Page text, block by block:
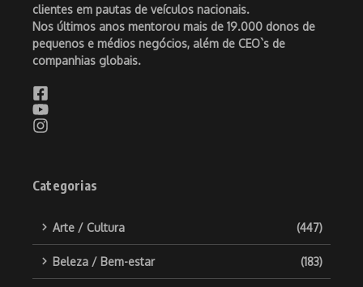
clientes em pautas de veículos nacionais.
Nos últimos anos mentorou mais de 19.000 donos de
pequenos e médios negócios, além de CEO`s de
companhias globais.
Categorias
Arte / Cultura (447)
Beleza / Bem-estar (183)